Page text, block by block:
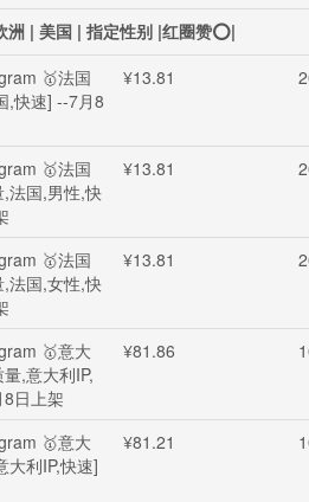
| 美国 | 指定性别 |红圈赞⭕|
🥇法国
,快速] --7月8
¥13.81
🥇法国
法国,男性,快
¥13.81
🥇法国
法国,女性,快
¥13.81
🥇意大
,意大利IP,
日上架
¥81.86
🥇意大
大利IP,快速]
¥81.21